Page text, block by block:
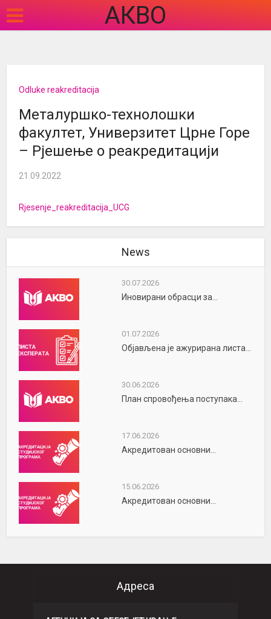
АКВО
Odluke reakreditacija
Металуршко-технолошки
факултет, Универзитет Црне Горе
– Рјешење о реакредитацији
21.09.2022
Rjesenje_reakreditacija_UCG
News
30.07.2026
Иновирани обрасци за...
01.07.2026
Објављена је ажурирана листа...
30.06.2026
План спровођења поступака...
17.06.2026
Акредитован основни...
15.06.2026
Акредитован основни...
Адреса